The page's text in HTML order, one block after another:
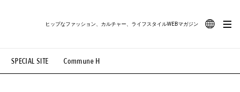
SPECIAL SITE Commune H
ヒップなファッション、カルチャー、ライフスタイルWEBマガジン
#路地裏てぃーん。 #MONTHLY JOURNAL
#MOVIE #LIFESTYLE #SNEAKER #OUTDOOR